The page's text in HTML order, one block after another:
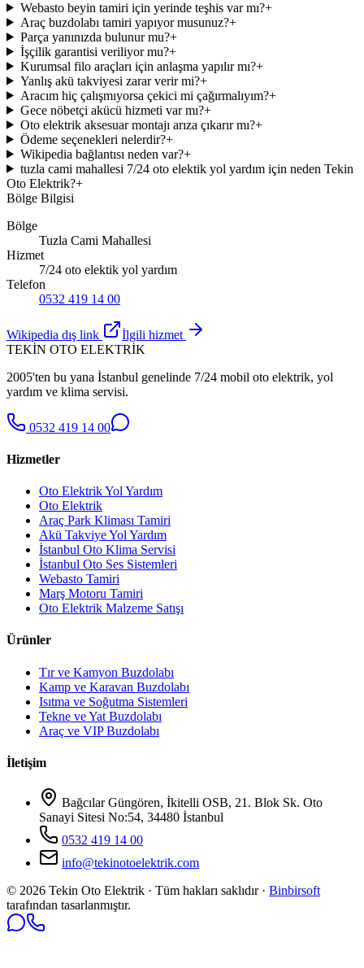
Webasto beyin tamiri için yerinde teşhis var mı?+
Araç buzdolabı tamiri yapıyor musunuz?+
Parça yanınızda bulunur mu?+
İşçilik garantisi veriliyor mu?+
Kurumsal filo araçları için anlaşma yapılır mı?+
Yanlış akü takviyesi zarar verir mi?+
Aracım hiç çalışmıyorsa çekici mi çağırmalıyım?+
Gece nöbetçi akücü hizmeti var mı?+
Oto elektrik aksesuar montajı arıza çıkarır mı?+
Ödeme seçenekleri nelerdir?+
Wikipedia bağlantısı neden var?+
tuzla cami mahallesi 7/24 oto elektik yol yardım için neden Tekin
Oto Elektrik?+
Bölge Bilgisi
Bölge
Tuzla Cami Mahallesi
Hizmet
7/24 oto elektik yol yardım
Telefon
0532 419 14 00
Wikipedia dış link
İlgili hizmet
TEKİN OTO ELEKTRİK
2005'ten bu yana İstanbul genelinde 7/24 mobil oto elektrik, yol
yardım ve klima servisi.
0532 419 14 00
Hizmetler
Oto Elektrik Yol Yardım
Oto Elektrik
Araç Park Kliması Tamiri
Akü Takviye Yol Yardım
İstanbul Oto Klima Servisi
İstanbul Oto Ses Sistemleri
Webasto Tamiri
Marş Motoru Tamiri
Oto Elektrik Malzeme Satışı
Ürünler
Tır ve Kamyon Buzdolabı
Kamp ve Karavan Buzdolabı
Isıtma ve Soğutma Sistemleri
Tekne ve Yat Buzdolabı
Araç ve VIP Buzdolabı
İletişim
Bağcılar Güngören, İkitelli OSB, 21. Blok Sk. Oto
Sanayi Sitesi No:54, 34480 İstanbul
0532 419 14 00
info@tekinotoelektrik.com
© 2026 Tekin Oto Elektrik · Tüm hakları saklıdır · Binbirsoft
tarafından tasarlanmıştır.